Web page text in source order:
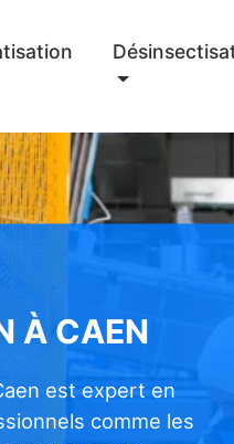
À CAEN
est expert en
comme les